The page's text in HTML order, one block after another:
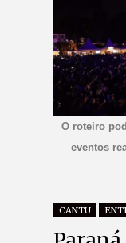
O roteiro
eventos
CANTU